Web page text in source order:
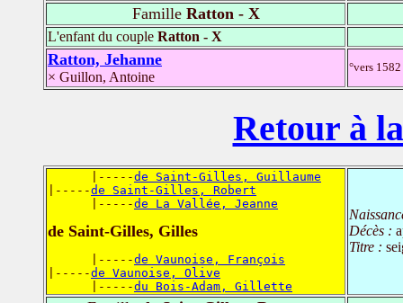
FamilleRatton - X
L'enfant du couple Ratton - X
Ratton, Jehanne
× Guillon, Antoine
°vers 1582
Retour à
      |-----
de Saint-Gilles, Guillaume
|-----de Saint-Gilles, Robert
      |-----
de La Vallée, Jeanne
de Saint-Gilles, Gilles
      |-----
de Vaunoise, François
|-----de Vaunoise, Olive
      |-----
du Bois-Adam, Gillette
Décès :
Titre :